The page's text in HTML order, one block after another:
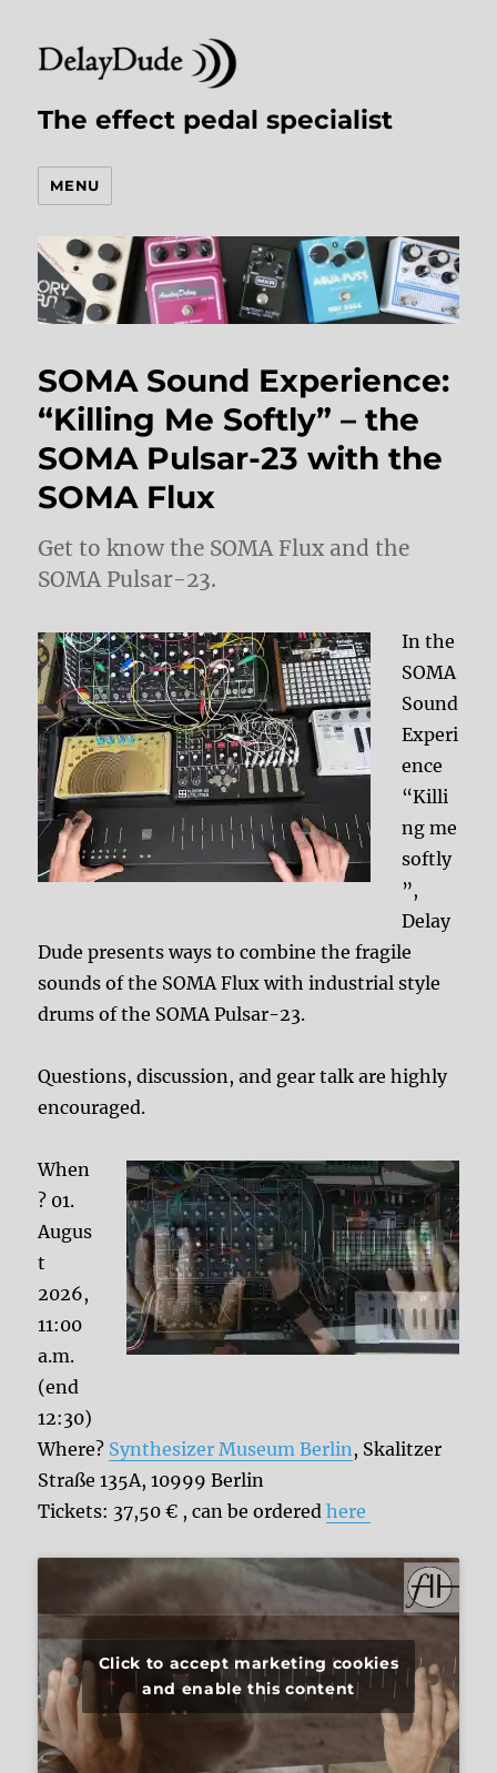
The effect pedal specialist
MENU
SOMA Sound Experience:
“Killing Me Softly” – the
SOMA Pulsar-23 with the
SOMA Flux
Get to know the SOMA Flux and the
SOMA Pulsar-23.
In the
SOMA
Sound
Experi
ence
“Killi
ng me
softly
”,
Delay
Dude presents ways to combine the fragile
sounds of the SOMA Flux with industrial style
drums of the SOMA Pulsar-23.
Questions, discussion, and gear talk are highly
encouraged.
When
? 01.
Augus
t
2026,
11:00
a.m.
(end
12:30)
Where? Synthesizer Museum Berlin, Skalitzer
Straße 135A, 10999 Berlin
Tickets: 37,50 € , can be orderedhere
Click to accept marketing cookies
and enable this content